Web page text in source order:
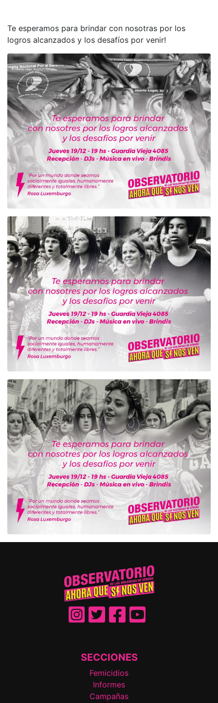
Te esperamos para brindar con nosotras por los
logros alcanzados y los desafíos por venir!
SECCIONES
Femicidios
Informes
Campañas